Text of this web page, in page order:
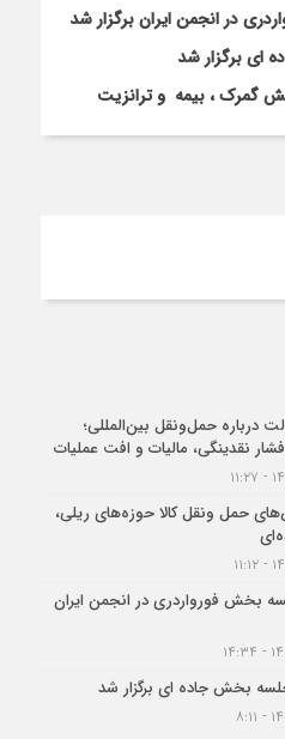
در انجمن ایران برگزار شد
برگزار شد
گمرک ، بیمه و ترانزیت
درباره حمل‌ونقل بین‌المللی؛
نقدینگی، مالیات و افت عملیات
حمل ونقل کالا حوزه‌های ریلی،
بخش فورواردری در انجمن ایران
بخش جاده ای برگزار شد